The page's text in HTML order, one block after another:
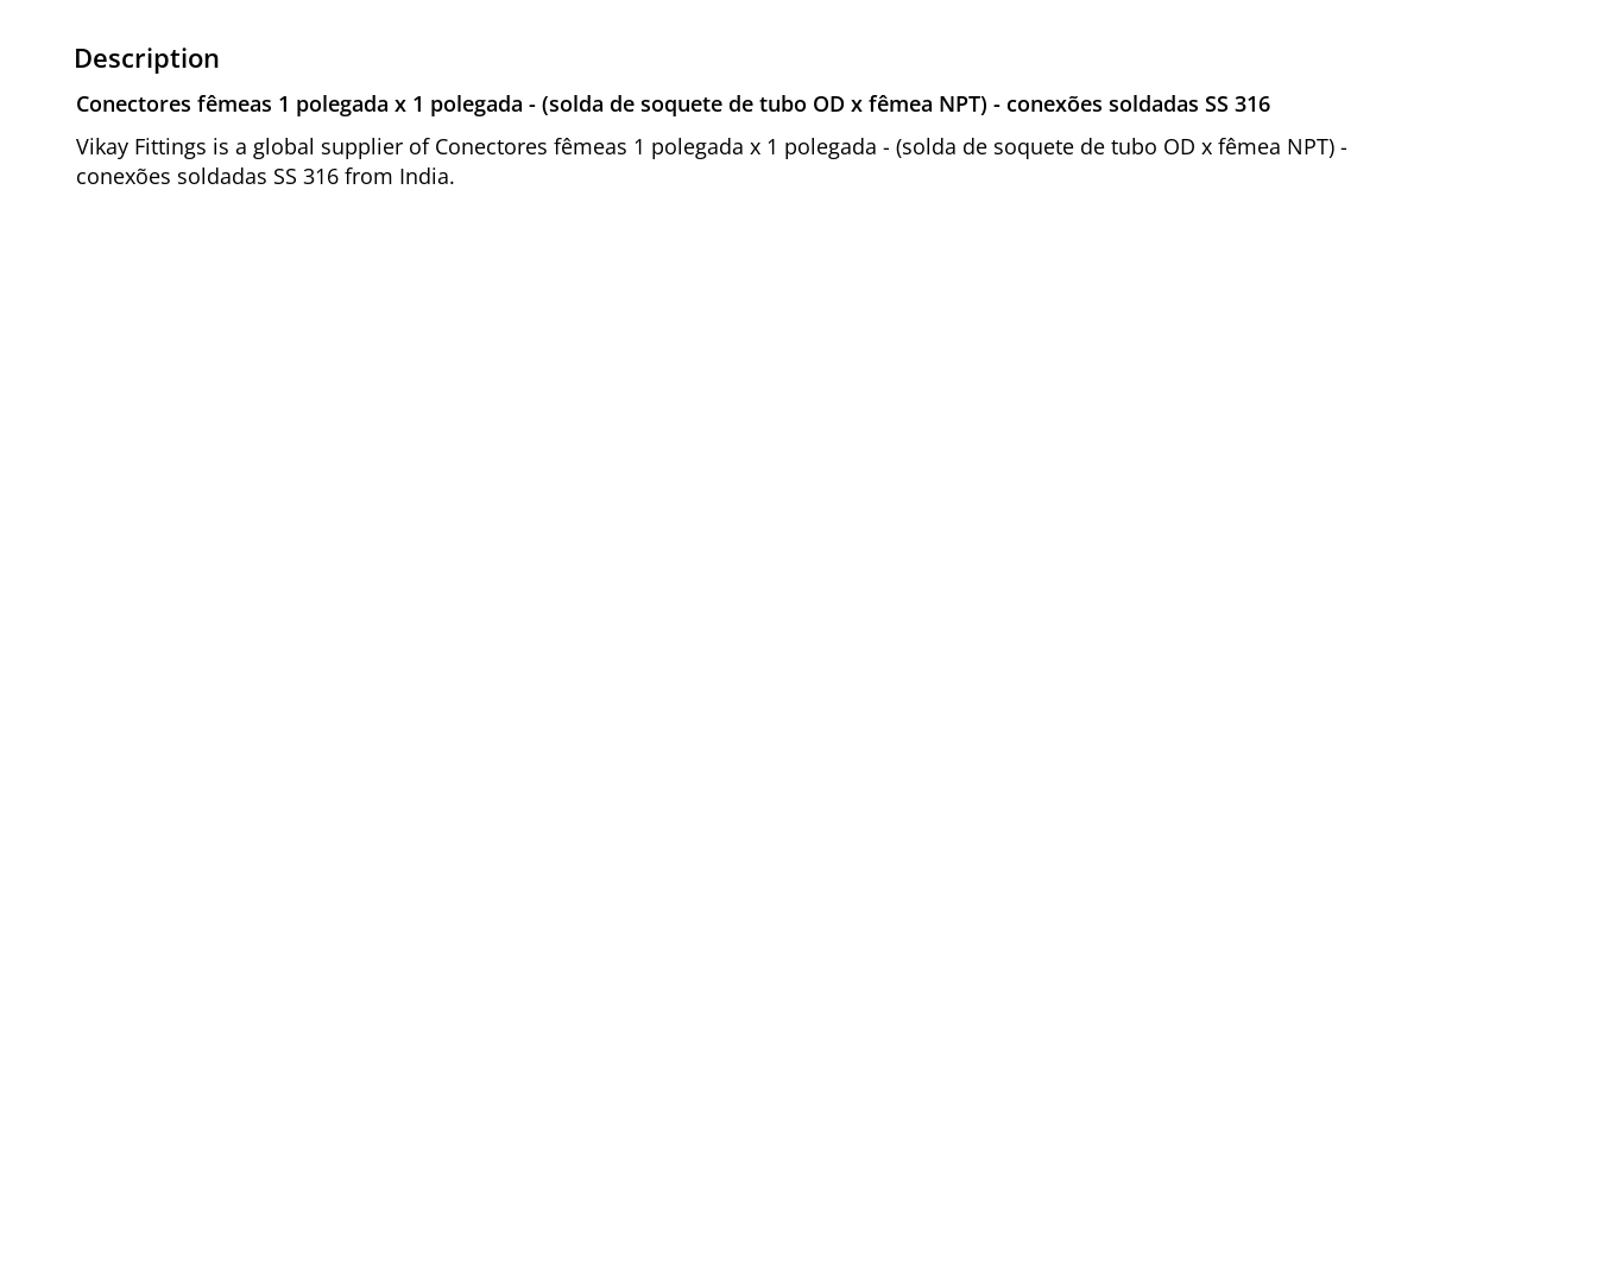
Description
Conectores fêmeas 1 polegada x 1 polegada - (solda de soquete de tubo OD x fêmea NPT) - conexões soldadas SS 316
Vikay Fittings is a global supplier of Conectores fêmeas 1 polegada x 1 polegada - (solda de soquete de tubo OD x fêmea NPT) -
conexões soldadas SS 316 from India.